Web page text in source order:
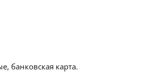
банковская карта.